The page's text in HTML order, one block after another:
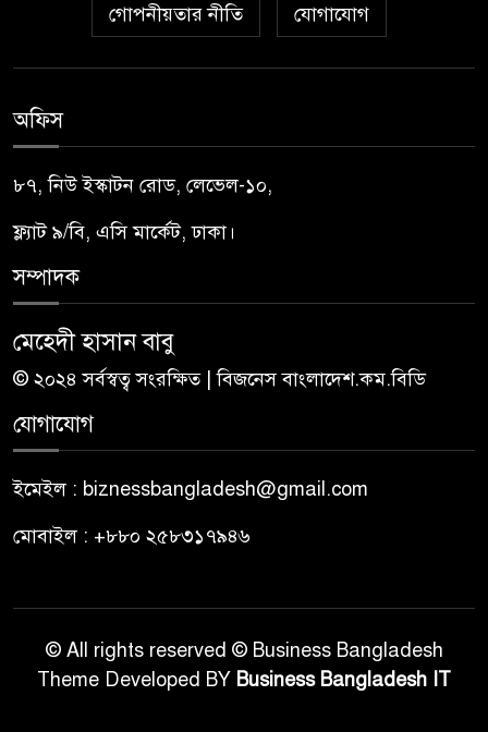
গোপনীয়তার নীতি যোগাযোগ
অফিস
৮৭, নিউ ইস্কাটন রোড, লেভেল-১০,
ফ্ল্যাট ৯/বি, এসি মার্কেট, ঢাকা।
সম্পাদক
মেহেদী হাসান বাবু
© ২০২৪ সর্বস্বত্ব সংরক্ষিত | বিজনেস বাংলাদেশ.কম.বিডি
যোগাযোগ
ইমেইল : biznessbangladesh@gmail.com
মোবাইল : +৮৮০ ২৫৮৩১৭৯৪৬
© All rights reserved © Business Bangladesh
Theme Developed BY Business Bangladesh IT